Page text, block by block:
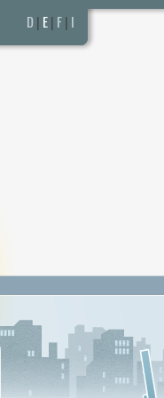
D | E | F | I